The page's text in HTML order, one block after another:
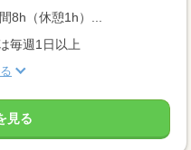
8h（休憩1h）...
毎週1日以上
見る